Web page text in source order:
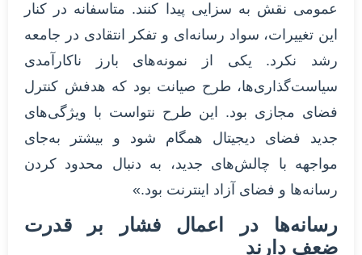
عمومی نقش به سزایی پیدا کنند. متاسفانه در کنار
این تغییرات، سواد رسانه‌ای و تفکر انتقادی در جامعه
رشد نکرد. یکی از نمونه‌های بارز ناکارآمدی
سیاست‌گذاری‌ها، طرح صیانت بود که هدفش کنترل
فضای مجازی بود. این طرح نتواست با ویژگی‌های
جدید فضای دیجیتال همگام شود و بیشتر به‌جای
مواجهه با چالش‌های جدید، به دنبال محدود کردن
رسانه‌ها و فضای آزاد اینترنت بود.»
رسانه‌ها در اعمال فشار بر قدرت
ضعف دارند